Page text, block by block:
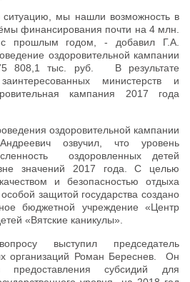
мы нашли возможность в
финансирования почти на 4 млн.
прошлым годом, - добавил Г.А.
оздоровительной кампании
808,1 тыс. руб. В результате
министерств и
кампания 2017 года
оздоровительной кампании
озвучил, что уровень
оздоровленных детей
значений 2017 года. С целью
и безопасностью отдыха
защитой государства создано
бюджетной учреждение «Центр
«Вятские каникулы».
выступил председатель
организаций Роман Береснев. Он
субсидий для